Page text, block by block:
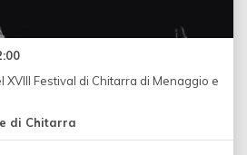
Festival di Chitarra di Menaggio e
di Chitarra